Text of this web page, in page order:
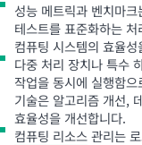
성능 메트릭과 벤치마
테스트를 표준화하는
컴퓨팅 시스템의 효율
다중 처리 장치나 특수
작업을 동시에 실행함
기술은 알고리즘 개선,
효율성을 개선합니다.
컴퓨팅 리소스관리는